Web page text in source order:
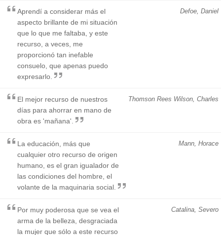
Defoe, Daniel
Aprendí a considerar más el
aspecto brillante de mi situación
que lo que me faltaba, y este
recurso, a veces, me
proporcionó tan inefable
consuelo, que apenas puedo
expresarlo.
Thomson Rees Wilson, Charles
El mejor recurso de nuestros
días para ahorrar en mano de
obra es 'mañana'.
Mann, Horace
La educación, más que
cualquier otro recurso de origen
humano, es el gran igualador de
las condiciones del hombre, el
volante de la maquinaria social.
Catalina, Severo
Por muy poderosa que se vea el
arma de la belleza, desgraciada
la mujer que sólo a este recurso